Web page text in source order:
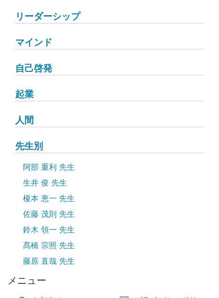
リーダーシップ
マインド
自己啓発
起業
人間
先生別
阿部 重利 先生
生井 俊 先生
榎本 恵一 先生
佐藤 茂則 先生
鈴木 領一 先生
髙橋 宗照 先生
藤原 直哉 先生
メニュー